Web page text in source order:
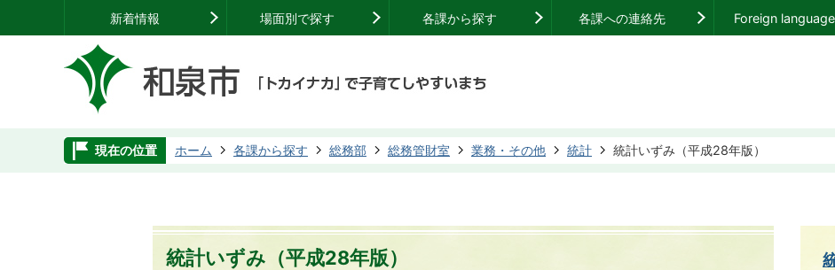
新着情報 場面別で探す 各課から探す 各課への連絡先 Foreign language
現在の位置 ホーム 各課から探す 総務部 総務管財室 業務・その他 統計 統計いずみ（平成28年版）
統計いずみ（平成28年版）